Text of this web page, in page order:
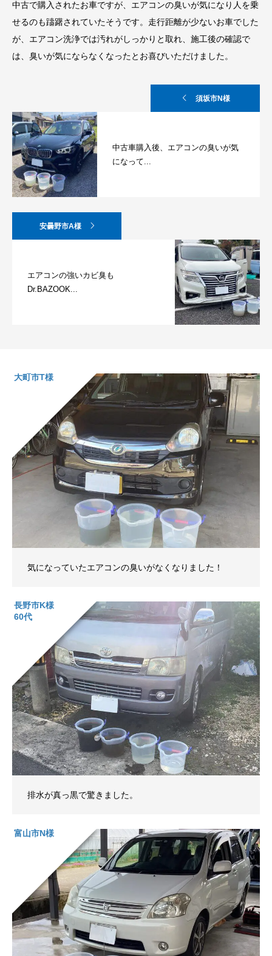
中古で購入されたお車ですが、エアコンの臭いが気になり人を乗
せるのも躊躇されていたそうです。走行距離が少ないお車でした
が、エアコン洗浄では汚れがしっかりと取れ、施工後の確認で
は、臭いが気にならなくなったとお喜びいただけました。
須坂市N様
中古車購入後、エアコンの臭いが気
になって...
安曇野市A様
エアコンの強いカビ臭も
Dr.BAZOOK...
大町市T様
気になっていたエアコンの臭いがなくなりました！
長野市K様
60代
排水が真っ黒で驚きました。
富山市N様